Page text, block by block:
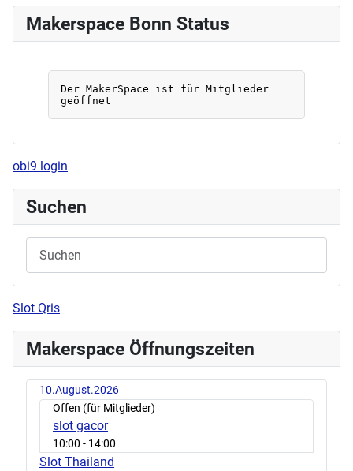
Makerspace Bonn Status
obi9 login
Suchen
Slot Qris
Makerspace Öffnungszeiten
10.August.2026
Offen (für Mitglieder)
slot gacor
10:00 - 14:00
Slot Thailand